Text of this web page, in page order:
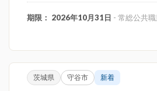
期限： 2026年10月31日 - 常総公共
茨城県 守谷市 新着